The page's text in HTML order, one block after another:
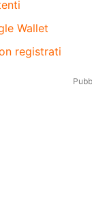
Wallet
registrati